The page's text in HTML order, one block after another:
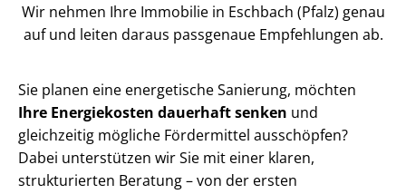
Wir nehmen Ihre Immobilie in Eschbach (Pfalz) genau
auf und leiten daraus passgenaue Empfehlungen ab.
Sie planen eine energetische Sanierung, möchten
Ihre Energiekosten dauerhaft senken und
gleichzeitig mögliche Fördermittel ausschöpfen?
Dabei unterstützen wir Sie mit einer klaren,
strukturierten Beratung – von der ersten